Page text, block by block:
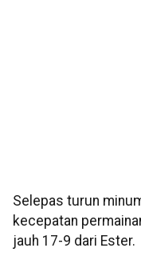
Selepas turun
kecepatan
jauh 17-9 dari Ester.